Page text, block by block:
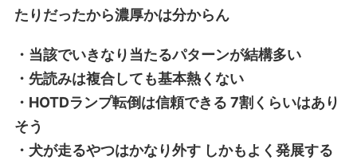
たりだったから濃厚かは分からん
・当該でいきなり当たるパターンが結構多い
・先読みは複合しても基本熱くない
・HOTDランプ転倒は信頼できる 7割くらいはあり
そう
・犬が走るやつはかなり外す しかもよく発展する